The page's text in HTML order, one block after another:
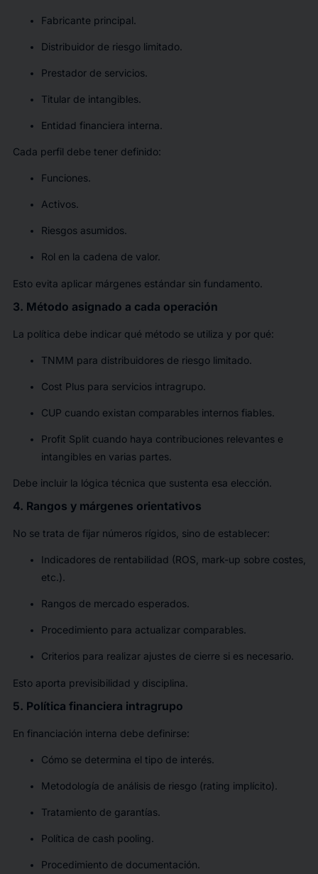
Fabricante principal.
Distribuidor de riesgo limitado.
Prestador de servicios.
Titular de intangibles.
Entidad financiera interna.
Cada perfil debe tener definido:
Funciones.
Activos.
Riesgos asumidos.
Rol en la cadena de valor.
Esto evita aplicar márgenes estándar sin fundamento.
3. Método asignado a cada operación
La política debe indicar qué método se utiliza y por qué:
TNMM para distribuidores de riesgo limitado.
Cost Plus para servicios intragrupo.
CUP cuando existan comparables internos fiables.
Profit Split cuando haya contribuciones relevantes e
intangibles en varias partes.
Debe incluir la lógica técnica que sustenta esa elección.
4. Rangos y márgenes orientativos
No se trata de fijar números rígidos, sino de establecer:
Indicadores de rentabilidad (ROS, mark-up sobre costes,
etc.).
Rangos de mercado esperados.
Procedimiento para actualizar comparables.
Criterios para realizar ajustes de cierre si es necesario.
Esto aporta previsibilidad y disciplina.
5. Política financiera intragrupo
En financiación interna debe definirse:
Cómo se determina el tipo de interés.
Metodología de análisis de riesgo (rating implícito).
Tratamiento de garantías.
Política de cash pooling.
Procedimiento de documentación.